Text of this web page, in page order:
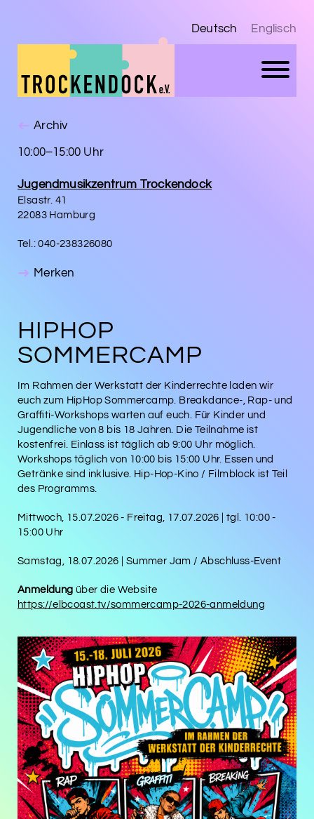
Deutsch Englisch
Archiv
10:00–15:00 Uhr
Jugendmusikzentrum Trockendock
Elsastr. 41
22083 Hamburg
Tel.: 040-238326080
Merken
HIPHOP
SOMMERCAMP
Im Rahmen der Werkstatt der Kinderrechte laden wir
euch zum HipHop Sommercamp. Breakdance-, Rap- und
Graffiti-Workshops warten auf euch. Für Kinder und
Jugendliche von 8 bis 18 Jahren. Die Teilnahme ist
kostenfrei. Einlass ist täglich ab 9:00 Uhr möglich.
Workshops täglich von 10:00 bis 15:00 Uhr. Essen und
Getränke sind inklusive. Hip-Hop-Kino / Filmblock ist Teil
des Programms.
Mittwoch, 15.07.2026 - Freitag, 17.07.2026 | tgl. 10:00 -
15:00 Uhr
Samstag, 18.07.2026 | Summer Jam / Abschluss-Event
Anmeldung über die Website
https://elbcoast.tv/sommercamp-2026-anmeldung